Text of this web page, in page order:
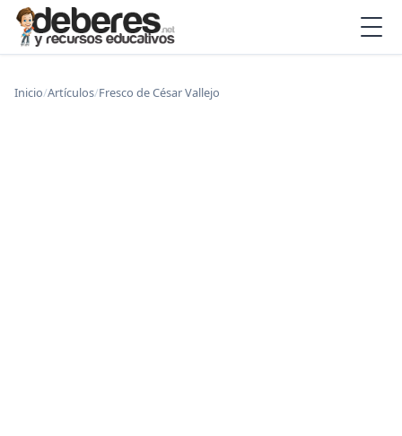
Inicio/Artículos/Fresco de César Vallejo